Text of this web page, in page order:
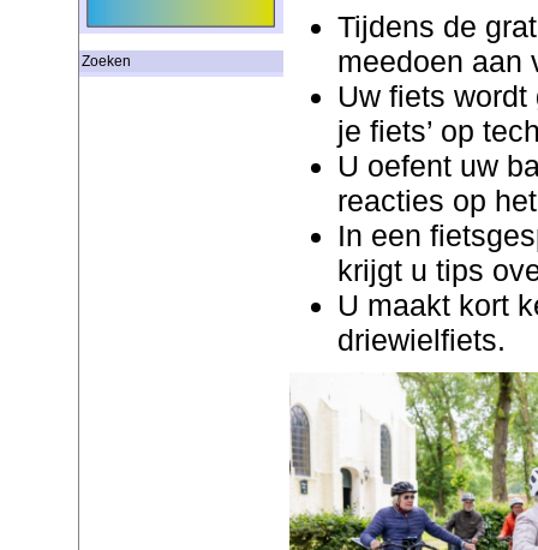
Zoeken
Tijdens de
meedoen aan
Uw fiets wordt
je fiets’ op
U oefent uw
reacties op
In een
krijgt u tips
U maakt kort
driewielfiets.